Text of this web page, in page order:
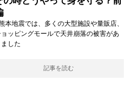
本地震では、多くの大型施設や量販店、
ョッピングモールで天井崩落の被害があ
ました
記事を読む